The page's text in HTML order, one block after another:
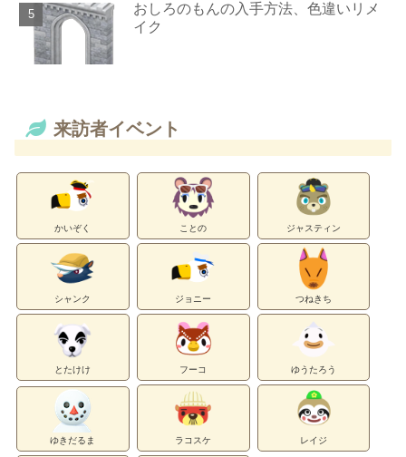
おしろのもんの入手方法、色違いリメ
イク
来訪者イベント
かいぞく ことの ジャスティン
シャンク ジョニー つねきち
とたけけ フーコ ゆうたろう
ゆきだるま ラコスケ レイジ